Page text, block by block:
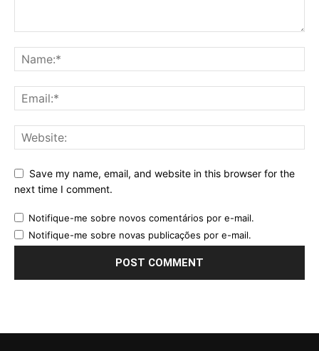
Save my name, email, and website in this browser for the
next time I comment.
Notifique-me sobre novos comentários por e-mail.
Notifique-me sobre novas publicações por e-mail.